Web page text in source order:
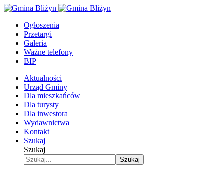
Ogłoszenia
Przetargi
Galeria
Ważne telefony
BIP
Aktualności
Urząd Gminy
Dla mieszkańców
Dla turysty
Dla inwestora
Wydawnictwa
Kontakt
Szukaj
Szukaj
Szukaj